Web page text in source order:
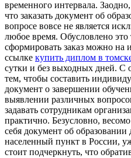
временного интервала.
что заказать документ об
вопросе вовсе не является
любое время. Обусловлено
сформировать заказ можно на
ссылке купить диплом в
сутки и без выходных дней. С
тем, чтобы составить
документ о завершении
выявлении различных
задавать сотрудникам
практично. Безусловно,
себя документ об
населенный пункт в России,
стоит подчеркнуть, что